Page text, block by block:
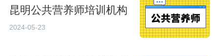
昆明公共营养师培训机构
2024-05-23